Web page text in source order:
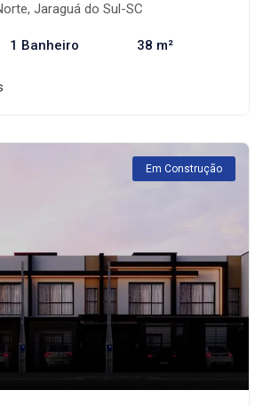
Jaraguá do Sul-SC
1 Banheiro 38 m²
Em Construção